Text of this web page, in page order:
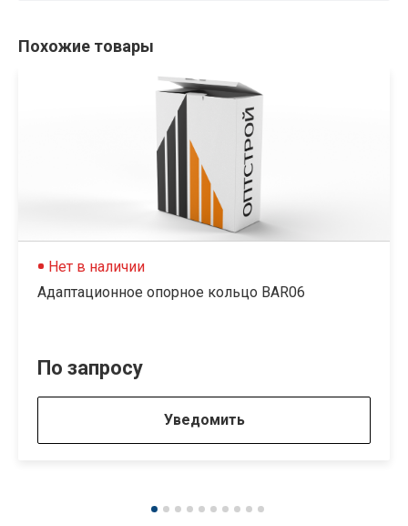
Похожие товары
Нет в наличии
Адаптационное опорное кольцо BAR06
По запросу
Уведомить